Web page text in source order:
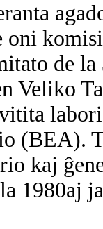
oni
de
Veliko
(BEA).
kaj
1980aj